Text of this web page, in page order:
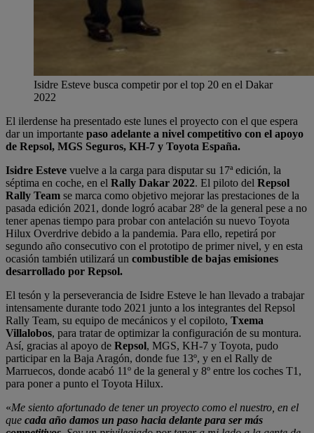
Isidre Esteve busca competir por el top 20 en el Dakar
2022
El ilerdense ha presentado este lunes el proyecto con el que espera
dar un importante paso adelante a nivel competitivo con el apoyo
de Repsol, MGS Seguros, KH-7 y Toyota España.
Isidre Esteve vuelve a la carga para disputar su 17ª edición, la
séptima en coche, en el Rally Dakar 2022. El piloto del Repsol
Rally Team se marca como objetivo mejorar las prestaciones de la
pasada edición 2021, donde logró acabar 28º de la general pese a no
tener apenas tiempo para probar con antelación su nuevo Toyota
Hilux Overdrive debido a la pandemia. Para ello, repetirá por
segundo año consecutivo con el prototipo de primer nivel, y en esta
ocasión también utilizará un combustible de bajas emisiones
desarrollado por Repsol.
El tesón y la perseverancia de Isidre Esteve le han llevado a trabajar
intensamente durante todo 2021 junto a los integrantes del Repsol
Rally Team, su equipo de mecánicos y el copiloto, Txema
Villalobos, para tratar de optimizar la configuración de su montura.
Así, gracias al apoyo de Repsol, MGS, KH-7 y Toyota, pudo
participar en la Baja Aragón, donde fue 13º, y en el Rally de
Marruecos, donde acabó 11º de la general y 8º entre los coches T1,
para poner a punto el Toyota Hilux.
«Me siento afortunado de tener un proyecto como el nuestro, en el
que cada año damos un paso hacia delante para ser más